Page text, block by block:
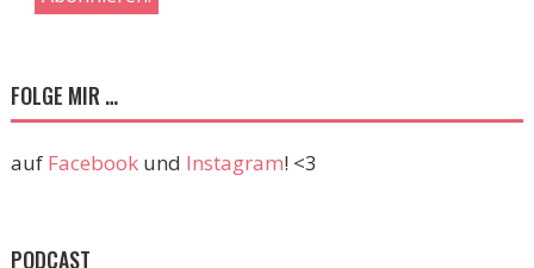
FOLGE MIR …
auf Facebookund Instagram! <3
PODCAST